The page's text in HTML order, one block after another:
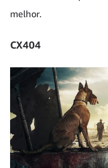
melhor.
CX404